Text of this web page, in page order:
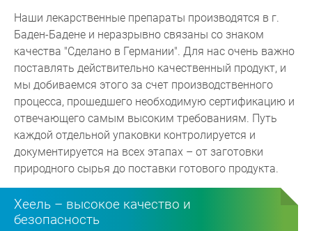
Наши лекарственные препараты производятся в г.
Баден-Бадене и неразрывно связаны со знаком
качества "Сделано в Германии". Для нас очень важно
поставлять действительно качественный продукт, и
мы добиваемся этого за счет производственного
процесса, прошедшего необходимую сертификацию и
отвечающего самым высоким требованиям. Путь
каждой отдельной упаковки контролируется и
документируется на всех этапах – от заготовки
природного сырья до поставки готового продукта.
Хеель – высокое качество и
безопасность